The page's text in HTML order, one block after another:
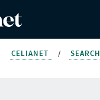
CELIANET / SEARCH